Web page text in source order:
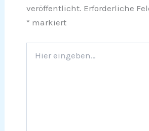
veröffentlicht. Erforderliche
* markiert
eingeben…